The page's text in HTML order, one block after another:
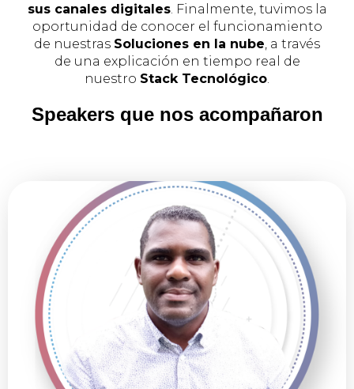
sus canales digitales. Finalmente, tuvimos la
oportunidad de conocer el funcionamiento
de nuestras Soluciones en la nube , a través
de una explicación en tiempo real de
nuestro Stack Tecnológico
Speakers que nos acompañaron